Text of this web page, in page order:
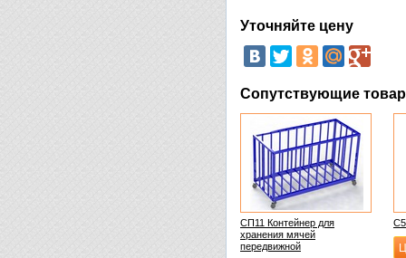
Уточняйте цену
Сопутствующие
СП11 Контейнер для
хранения мячей
передвижной